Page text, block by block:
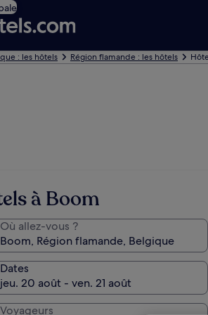
: les hôtels Région flamande : les hôtels
à Boom
Où allez-vous ?
Dates
jeu. 20 août - ven. 21 août
Voyageurs